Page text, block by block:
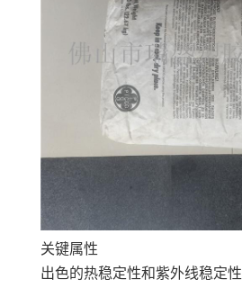
关键属性
出色的热稳定性和紫外线稳定性